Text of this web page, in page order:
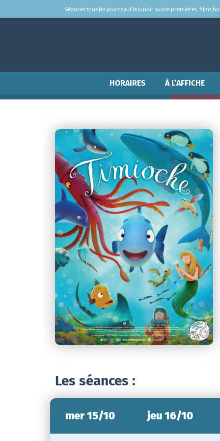
Séances tous les jours sauf le lundi : avant-premières, films
HORAIRES À L’AFFICHE
Les séances :
mer 15/10 jeu 16/10